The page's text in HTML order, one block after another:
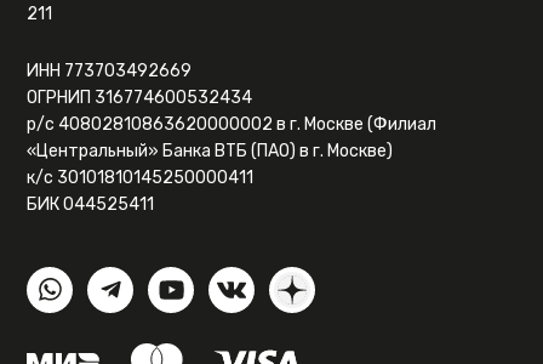
211
ИНН 773703492669
ОГРНИП 316774600532434
р/с 40802810863620000002 в г. Москве (Филиал
«Центральный» Банка ВТБ (ПАО) в г. Москве)
к/с 30101810145250000411
БИК 044525411